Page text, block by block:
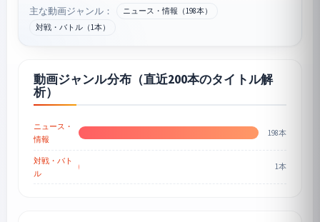
主な動画ジャンル：
ニュース・情報（198本）
対戦・バトル（1本）
動画ジャンル分布（直近200本のタイトル解
析）
ニュース・
情報
198本
対戦・バト
ル
1本